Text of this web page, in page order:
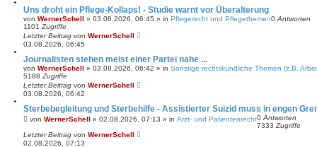
Uns droht ein Pflege-Kollaps! - Studie warnt vor Überalterung
von WernerSchell » 03.08.2026, 06:45 » in Pflegerecht und Pflegethemen0 Antworten
1101 Zugriffe
Letzter Beitrag von WernerSchell
03.08.2026, 06:45
Journalisten stehen meist einer Partei nahe ...
von WernerSchell » 03.08.2026, 06:42 » in Sonstige rechtskundliche Themen (z.B.
5188 Zugriffe
Letzter Beitrag von WernerSchell
03.08.2026, 06:42
Sterbebegleitung und Sterbehilfe - Assistierter Suizid muss in engen
von WernerSchell » 02.08.2026, 07:13 » in Arzt- und Patientenrecht0 Antworten
7333 Zugriffe
Letzter Beitrag von WernerSchell
02.08.2026, 07:13